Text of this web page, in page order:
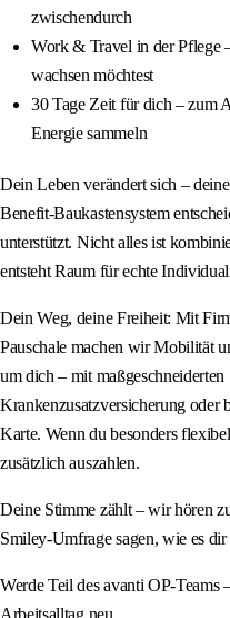
zwischendurch
Work & Travel in der Pflege
wachsen möchtest
30 Tage Zeit für dich – zum
Energie sammeln
Dein Leben verändert sich –
Benefit-Baukastensystem
unterstützt. Nicht alles ist
entsteht Raum für echte
Dein Weg, deine Freiheit: Mit
Pauschale machen wir Mobilität
um dich – mit
Krankenzusatzversicherung oder
Karte. Wenn du besonders
zusätzlich auszahlen.
Deine Stimme zählt – wir hören
Smiley-Umfrage sagen, wie es
Werde Teil des avanti OP-Teams